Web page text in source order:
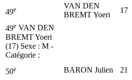
49e
VAN DEN
BREMT Yoeri
17
49e VAN DEN
BREMT Yoeri
(17) Sexe : M -
Catégorie :
50e BARON Julien 21